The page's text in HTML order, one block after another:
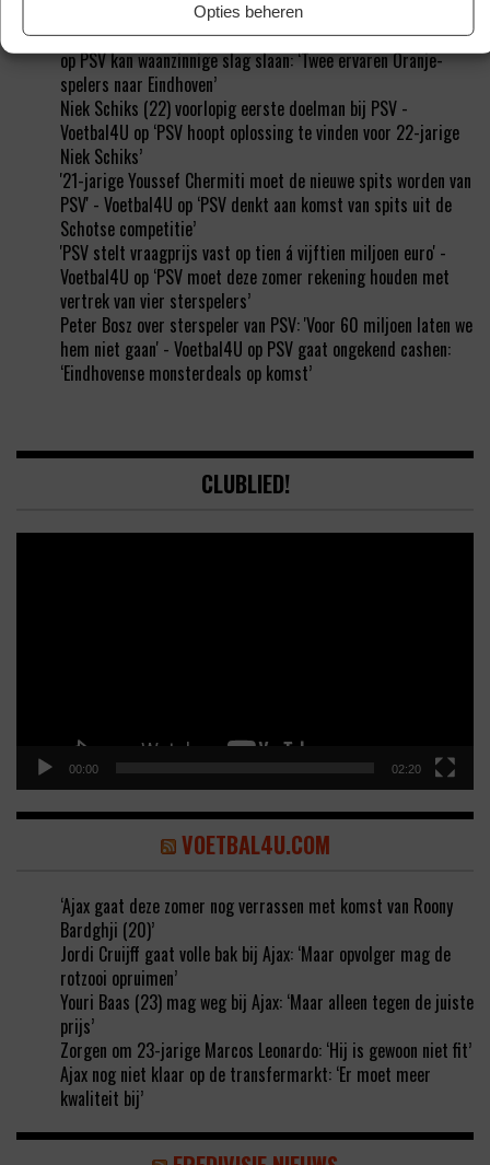
Opties beheren
'PSV moet hem deze zomer echt gaan vervangen' - Voetbal4U
opPSV kan waanzinnige slag slaan: ‘Twee ervaren Oranje-
spelers naar Eindhoven’
Niek Schiks (22) voorlopig eerste doelman bij PSV -
Voetbal4U op ‘PSV hoopt oplossing te vinden voor 22-jarige
Niek Schiks’
'21-jarige Youssef Chermiti moet de nieuwe spits worden van
PSV' - Voetbal4U op ‘PSV denkt aan komst van spits uit de
Schotse competitie’
'PSV stelt vraagprijs vast op tien á vijftien miljoen euro' -
Voetbal4U op ‘PSV moet deze zomer rekening houden met
vertrek van vier sterspelers’
Peter Bosz over sterspeler van PSV: 'Voor 60 miljoen laten we
hem niet gaan' - Voetbal4U op PSV gaat ongekend cashen:
‘Eindhovense monsterdeals op komst’
CLUBLIED!
00:00 02:20
VOETBAL4U.COM
‘Ajax gaat deze zomer nog verrassen met komst van Roony
Bardghji (20)’
Jordi Cruijff gaat volle bak bij Ajax: ‘Maar opvolger mag de
rotzooi opruimen’
Youri Baas (23) mag weg bij Ajax: ‘Maar alleen tegen de juiste
prijs’
Zorgen om 23-jarige Marcos Leonardo: ‘Hij is gewoon niet fit’
Ajax nog niet klaar op de transfermarkt: ‘Er moet meer
kwaliteit bij’